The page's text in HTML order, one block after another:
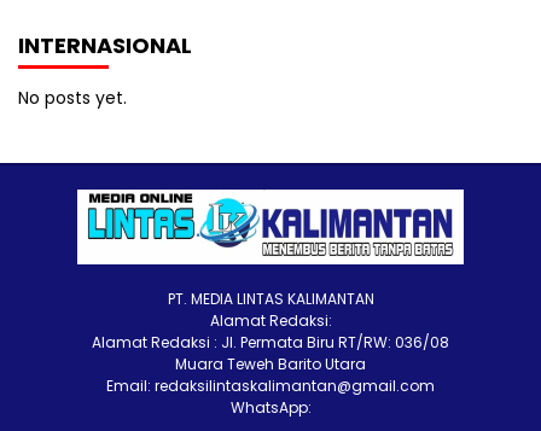
INTERNASIONAL
No posts yet.
PT. MEDIA LINTAS KALIMANTAN
Alamat Redaksi:
Alamat Redaksi : Jl. Permata Biru RT/RW: 036/08
Muara Teweh Barito Utara
Email: redaksilintaskalimantan@gmail.com
WhatsApp: